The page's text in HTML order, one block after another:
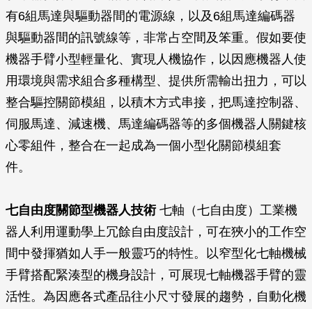
有6組馬達與驅動器間的電源線，以及6組馬達編碼器
與驅動器間的訊號線等，非常占空間及笨重。假如要使
機器手臂小型輕量化、實現人機協作，以因應機器人使
用環境與需求組合多種構型、提供所需輸出扭力，可以
整合驅控關節模組，以積木方式串接，把馬達控制器、
伺服馬達、減速機、馬達編碼器等的多個機器人關鍵核
心零組件，整合在一起成為一個小型化關節模組套
件。
七自由度關節型機器人技術七軸（七自由度）工業機
器人利用運動學上冗餘自由度設計，可在狹小的工作空
間中發揮猶如人手一般靈巧的特性。以窄型化七軸機械
手臂搭配緊湊型的機身設計，可展現七軸機器手臂的靈
活性。為因應各式產品往小尺寸發展的趨勢，自動化機